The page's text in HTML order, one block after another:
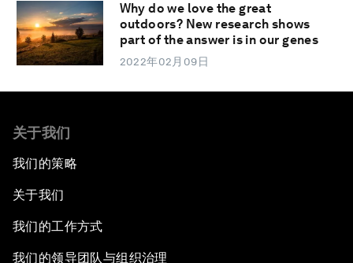
Why do we love the great
outdoors? New research shows
part of the answer is in our genes
2022年02月09日
关于我们
我们的策略
关于我们
我们的工作方式
我们的领导团队与组织治理